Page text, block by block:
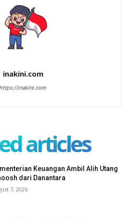
inakini.com
https://inakini.com
articles
Keuangan Ambil Alih Utang
dari Danantara
7, 2026